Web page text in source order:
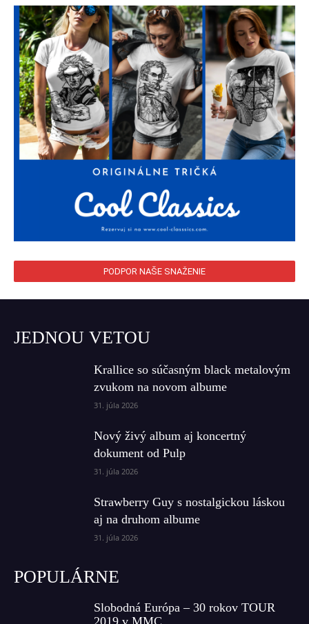
PODPOR NAŠE SNAŽENIE
JEDNOU VETOU
Krallice so súčasným black metalovým
zvukom na novom albume
31. júla 2026
Nový živý album aj koncertný
dokument od Pulp
31. júla 2026
Strawberry Guy s nostalgickou láskou
aj na druhom albume
31. júla 2026
POPULÁRNE
Slobodná Európa – 30 rokov TOUR
2019 v MMC